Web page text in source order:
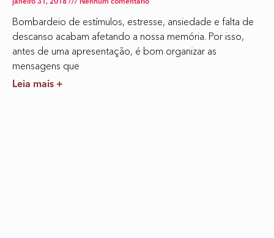
janeiro 31, 2018 Nenhum comentário
Bombardeio de estímulos, estresse, ansiedade e falta de
descanso acabam afetando a nossa memória. Por isso,
antes de uma apresentação, é bom organizar as
mensagens que
Leia mais +